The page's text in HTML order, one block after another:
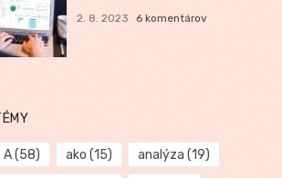
2. 8. 2023 6 komentárov
A(58) ako (15) analýza (19)